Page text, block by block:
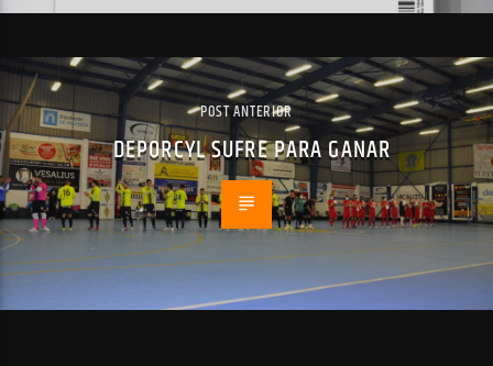
POST ANTERIOR
DEPORCYL SUFRE PARA GANAR